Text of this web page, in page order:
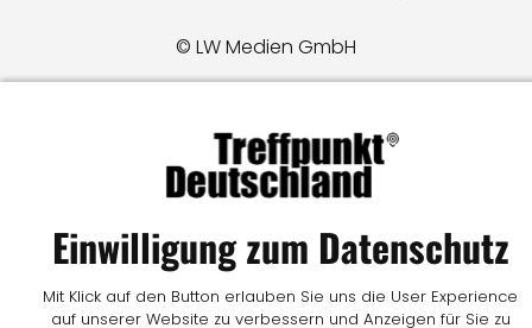
© LW Medien GmbH
Einwilligung zum Datenschutz
Mit Klick auf den Button erlauben Sie uns die User Experience
auf unserer Website zu verbessern und Anzeigen für Sie zu